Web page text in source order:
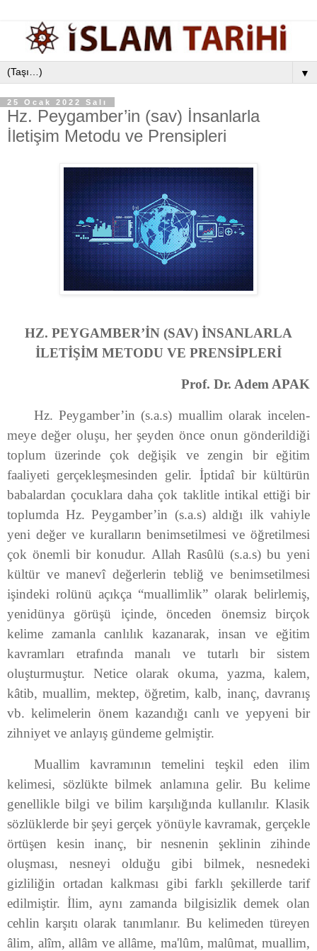
▼
25 Ocak 2022 Salı
Hz. Peygamber’in (sav) İnsanlarla
İletişim Metodu ve Prensipleri
HZ. PEYGAMBER’İN (SAV) İNSANLARLA
İLETİŞİM METODU VE PRENSİPLERİ
Prof. Dr. Adem APAK
Hz. Peygamber’in (s.a.s) muallim olarak incelen­
meye değer oluşu, her şeyden önce onun gönderildiği
toplum üzerinde çok değişik ve zengin bir eğitim
faaliyeti gerçekleşmesinden gelir. İptidaî bir kültürün
babalardan çocuklara daha çok taklitle inti­kal ettiği bir
toplumda Hz. Peygamber’in (s.a.s) aldığı ilk vahiyle
yeni değer ve kuralların benimsetilmesi ve öğretilmesi
çok önemli bir konudur. Allah Rasûlü (s.a.s) bu yeni
kültür ve manevî değerlerin tebliğ ve benimsetilmesi
işindeki rolünü açıkça “muallimlik” olarak belirlemiş,
yenidünya görüşü içinde, önceden önemsiz birçok
kelime zamanla canlılık kazanarak, insan ve eğitim
kavramları etrafında manalı ve tutarlı bir sistem
oluşturmuştur. Netice olarak okuma, yazma, kalem,
kâtib, muallim, mek­tep, öğretim, kalb, inanç, davranış
vb. kelimele­rin önem kazandığı canlı ve yepyeni bir
zihniyet ve anlayış gündeme gelmiştir.
Muallim kavramının temelini teşkil eden ilim
kelimesi, sözlükte bilmek anlamına gelir. Bu kelime
genellikle bilgi ve bilim karşılı­ğında kullanılır. Klasik
sözlüklerde bir şeyi gerçek yönüyle kavramak, gerçekle
örtüşen kesin inanç, bir nesnenin şeklinin zihinde
oluşması, nesneyi oldu­ğu gibi bilmek, nesnedeki
gizliliğin orta­dan kalkması gibi farklı şekillerde tarif
edilmiştir. İlim, aynı zamanda bilgisizlik demek olan
cehlin karşıtı olarak tanımlanır. Bu kelimeden türeyen
âlim, alîm, allâm ve allâme, ma'lûm, malûmat, muallim,